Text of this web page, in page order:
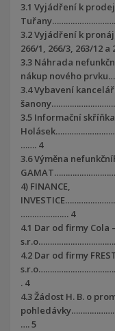
3.1 Vyjádření k
3.2 Vyjádření k
266/1, 266/3, 263/12
3.3 Náhrada
nákup nového
3.4 Vybavení
3.5 Informační
……. 4
3.6 Výměna
4) FINANCE,
………………… 4
4.1 Dar od firmy Cola
4.2 Dar od firmy
. 4
4.3 Žádost H. B. o
…. 5